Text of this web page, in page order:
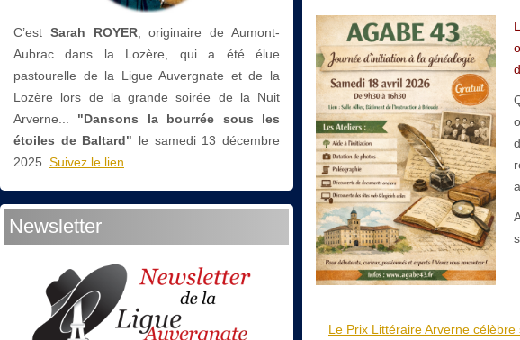
C’est Sarah ROYER, originaire de Aumont-
Aubrac dans la Lozère, qui a été élue
pastourelle de la Ligue Auvergnate et de la
Lozère lors de la grande soirée de la Nuit
Arverne...
"Dansons la bourrée sous les
étoiles de Baltard" le samedi 13 décembre
2025. Suivez le lien
Newsletter
Le Prix Littéraire Arverne célèbre